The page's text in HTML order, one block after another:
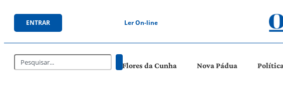
ENTRAR Ler On-line
Flores da Cunha Nova Pádua